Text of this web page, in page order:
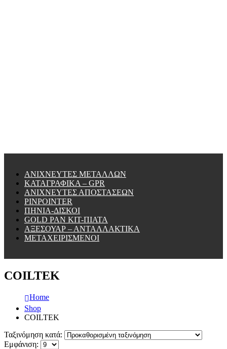
ΑΝΙΧΝΕΥΤΕΣ ΜΕΤΑΛΛΩΝ
ΚΑΤΑΓΡΑΦΙΚΑ – GPR
ΑΝΙΧΝΕΥΤΕΣ ΑΠΟΣΤΑΣΕΩΝ
PINPOINTER
ΠΗΝΙΑ-ΔΙΣΚΟΙ
GOLD PAN KIT-ΠΙΑΤΑ
ΑΞΕΣΟΥΑΡ – ΑΝΤΑΛΛΑΚΤΙΚΑ
ΜΕΤΑΧΕΙΡΙΣΜΕΝΟΙ
COILTEK
Home
Shop
COILTEK
Ταξινόμηση κατά:
Εμφάνιση: